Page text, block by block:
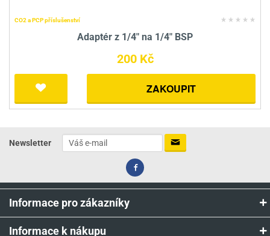
CO2 a PCP příslušenství
Adaptér z 1/4" na 1/4" BSP
200 Kč
ZAKOUPIT
Newsletter
Informace pro zákazníky
Informace k nákupu